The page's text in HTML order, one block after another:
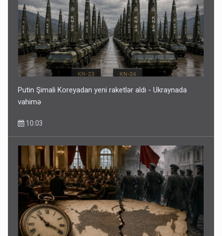
Putin Şimali Koreyadan yeni raketlər aldı - Ukraynada
vahimə
10:03